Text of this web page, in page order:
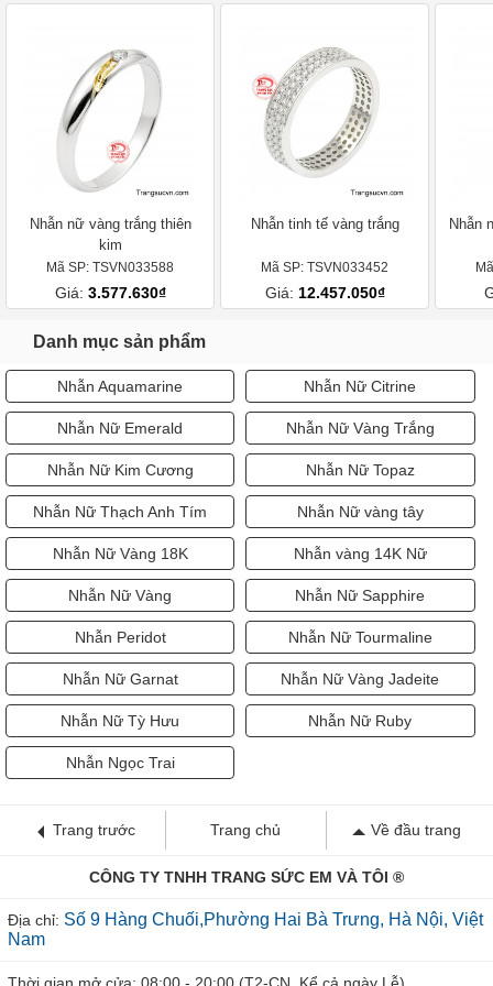
Nhẫn nữ vàng trắng thiên
kim
Mã SP: TSVN033588
Giá: 3.577.630₫
Nhẫn tinh tế vàng trắng
Mã SP: TSVN033452
Giá: 12.457.050₫
Nhẫn
Danh mục sản phẩm
Nhẫn Aquamarine Nhẫn Nữ Citrine
Nhẫn Nữ Emerald Nhẫn Nữ Vàng Trắng
Nhẫn Nữ Kim Cương Nhẫn Nữ Topaz
Nhẫn Nữ Thạch Anh Tím Nhẫn Nữ vàng tây
Nhẫn Nữ Vàng 18K Nhẫn vàng 14K Nữ
Nhẫn Nữ Vàng Nhẫn Nữ Sapphire
Nhẫn Peridot Nhẫn Nữ Tourmaline
Nhẫn Nữ Garnat Nhẫn Nữ Vàng Jadeite
Nhẫn Nữ Tỳ Hưu Nhẫn Nữ Ruby
Nhẫn Ngọc Trai
Trang trước Trang chủ Về đầu trang
CÔNG TY TNHH TRANG SỨC EM VÀ TÔI ®
Địa chỉ: Số 9 Hàng Chuối,Phường Hai Bà Trưng, Hà Nội, Việt
Nam